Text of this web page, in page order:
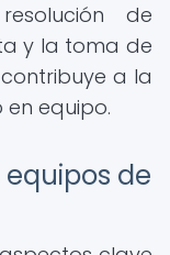
de
y la toma de
a la
equipo.
de